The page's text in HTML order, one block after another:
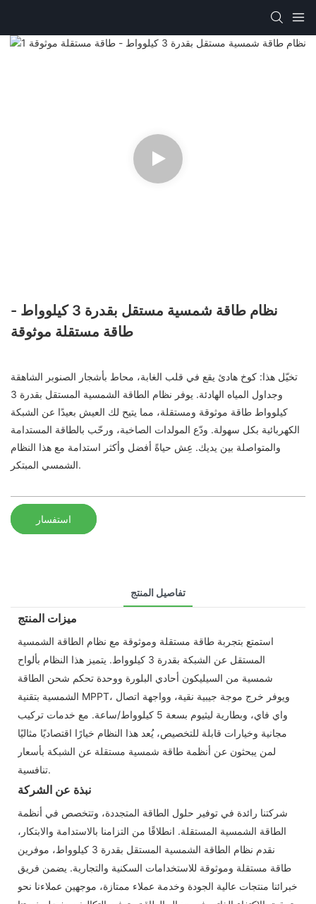
نظام طاقة شمسية مستقل بقدرة 3 كيلوواط -
طاقة مستقلة موثوقة
تخيّل هذا: كوخ هادئ يقع في قلب الغابة، محاط بأشجار الصنوبر الشاهقة
وجداول المياه الهادئة. يوفر نظام الطاقة الشمسية المستقل بقدرة 3
كيلوواط طاقة موثوقة ومستقلة، مما يتيح لك العيش بعيدًا عن الشبكة
الكهربائية بكل سهولة. ودّع المولدات الصاخبة، ورحّب بالطاقة المستدامة
والمتواصلة بين يديك. عِش حياةً أفضل وأكثر استدامة مع هذا النظام
الشمسي المبتكر.
استفسار
تفاصيل المنتج
ميزات المنتج
استمتع بتجربة طاقة مستقلة وموثوقة مع نظام الطاقة الشمسية
المستقل عن الشبكة بقدرة 3 كيلوواط. يتميز هذا النظام بألواح
شمسية من السيليكون أحادي البلورة ووحدة تحكم شحن الطاقة
الشمسية بتقنية MPPT، ويوفر خرج موجة جيبية نقية، وواجهة اتصال
واي فاي، وبطارية ليثيوم بسعة 5 كيلوواط/ساعة. مع خدمات تركيب
مجانية وخيارات قابلة للتخصيص، يُعد هذا النظام خيارًا اقتصاديًا مثاليًا
لمن يبحثون عن أنظمة طاقة شمسية مستقلة عن الشبكة بأسعار
تنافسية.
نبذة عن الشركة
شركتنا رائدة في توفير حلول الطاقة المتجددة، وتتخصص في أنظمة
الطاقة الشمسية المستقلة. انطلاقًا من التزامنا بالاستدامة والابتكار،
نقدم نظام الطاقة الشمسية المستقل بقدرة 3 كيلوواط، موفرين
طاقة مستقلة وموثوقة للاستخدامات السكنية والتجارية. يضمن فريق
خبرائنا منتجات عالية الجودة وخدمة عملاء ممتازة، موجهين عملاءنا نحو